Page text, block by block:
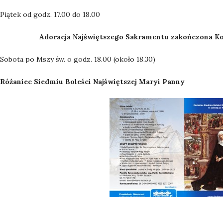
Piątek od godz. 17.00 do 18.00
Adoracja Najświętszego Sakramentu zakończona
Sobota po Mszy św. o godz. 18.00 (około 18.30)
Różaniec Siedmiu Boleści Najświętszej Maryi Panny